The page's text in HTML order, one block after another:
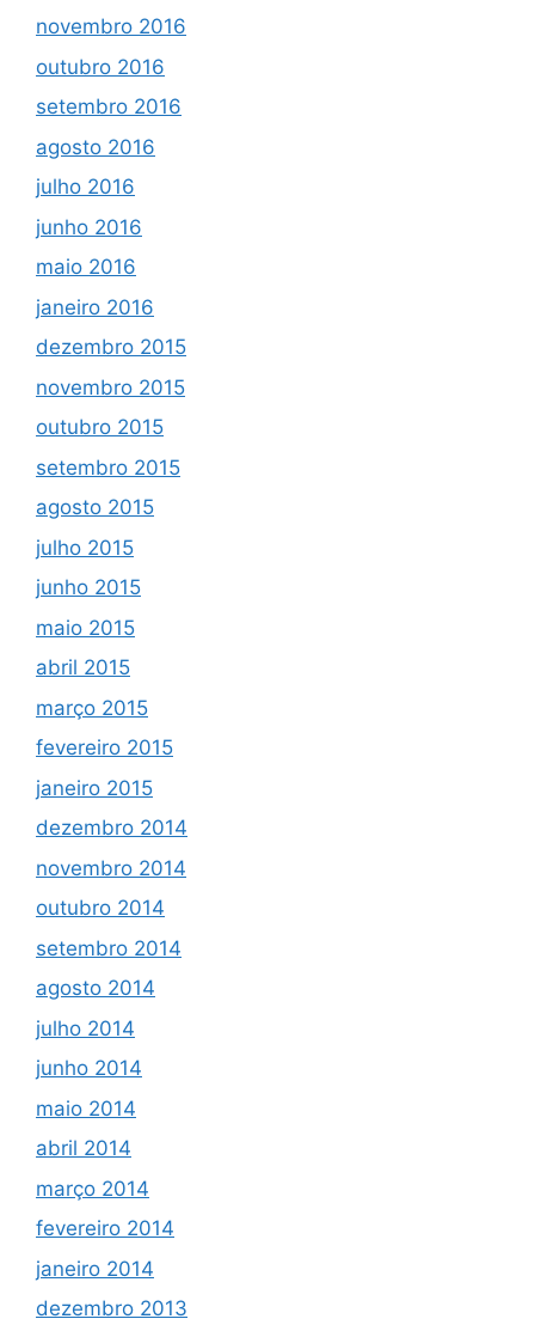
novembro 2016
outubro 2016
setembro 2016
agosto 2016
julho 2016
junho 2016
maio 2016
janeiro 2016
dezembro 2015
novembro 2015
outubro 2015
setembro 2015
agosto 2015
julho 2015
junho 2015
maio 2015
abril 2015
março 2015
fevereiro 2015
janeiro 2015
dezembro 2014
novembro 2014
outubro 2014
setembro 2014
agosto 2014
julho 2014
junho 2014
maio 2014
abril 2014
março 2014
fevereiro 2014
janeiro 2014
dezembro 2013